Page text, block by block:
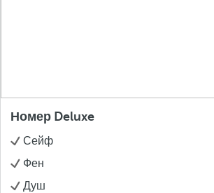
Номер Deluxe
Сейф
Фен
Душ